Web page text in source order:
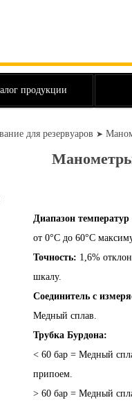
продукции
для резервуаров ➤
Диапазон температур
от 0°C до 60°C
Точность: 1,6%
шкалу.
Соединитель с
Медный сплав.
Трубка Бурдона:
< 60 бар = Медный
припоем.
> 60 бар = Медный